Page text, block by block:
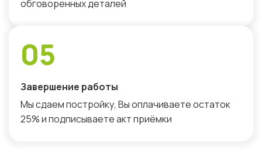
обговоренных деталей
05
Завершение работы
Мы сдаем постройку, Вы оплачиваете остаток
25% и подписываете акт приёмки